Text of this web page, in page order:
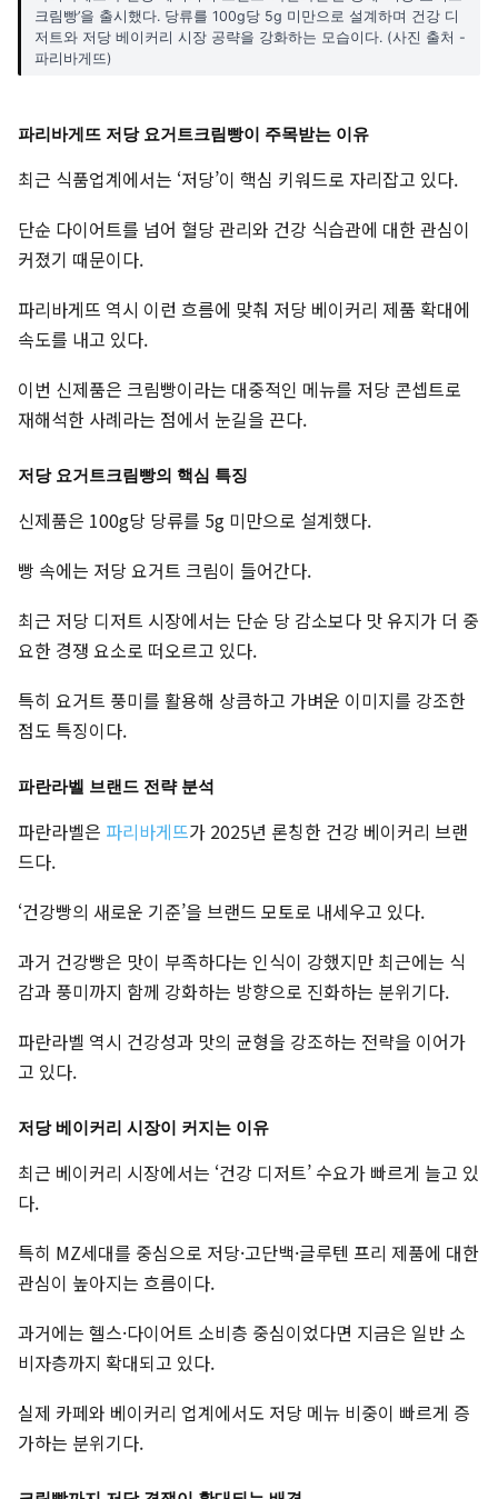
크림빵’을 출시했다. 당류를 100g당 5g 미만으로 설계하며 건강 디
저트와 저당 베이커리 시장 공략을 강화하는 모습이다. (사진 출처 -
파리바게뜨)
파리바게뜨 저당 요거트크림빵이 주목받는 이유
최근 식품업계에서는 ‘저당’이 핵심 키워드로 자리잡고 있다.
단순 다이어트를 넘어 혈당 관리와 건강 식습관에 대한 관심이
커졌기 때문이다.
파리바게뜨 역시 이런 흐름에 맞춰 저당 베이커리 제품 확대에
속도를 내고 있다.
이번 신제품은 크림빵이라는 대중적인 메뉴를 저당 콘셉트로
재해석한 사례라는 점에서 눈길을 끈다.
저당 요거트크림빵의 핵심 특징
신제품은 100g당 당류를 5g 미만으로 설계했다.
빵 속에는 저당 요거트 크림이 들어간다.
최근 저당 디저트 시장에서는 단순 당 감소보다 맛 유지가 더 중
요한 경쟁 요소로 떠오르고 있다.
특히 요거트 풍미를 활용해 상큼하고 가벼운 이미지를 강조한
점도 특징이다.
파란라벨 브랜드 전략 분석
파란라벨은 파리바게뜨가 2025년 론칭한 건강 베이커리 브랜
드다.
‘건강빵의 새로운 기준’을 브랜드 모토로 내세우고 있다.
과거 건강빵은 맛이 부족하다는 인식이 강했지만 최근에는 식
감과 풍미까지 함께 강화하는 방향으로 진화하는 분위기다.
파란라벨 역시 건강성과 맛의 균형을 강조하는 전략을 이어가
고 있다.
저당 베이커리 시장이 커지는 이유
최근 베이커리 시장에서는 ‘건강 디저트’ 수요가 빠르게 늘고 있
다.
특히 MZ세대를 중심으로 저당·고단백·글루텐 프리 제품에 대한
관심이 높아지는 흐름이다.
과거에는 헬스·다이어트 소비층 중심이었다면 지금은 일반 소
비자층까지 확대되고 있다.
실제 카페와 베이커리 업계에서도 저당 메뉴 비중이 빠르게 증
가하는 분위기다.